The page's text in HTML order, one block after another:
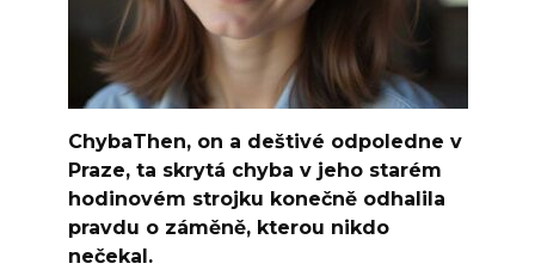
ChybaThen, on a deštivé odpoledne v
Praze, ta skrytá chyba v jeho starém
hodinovém strojku konečně odhalila
pravdu o záměně, kterou nikdo
nečekal.